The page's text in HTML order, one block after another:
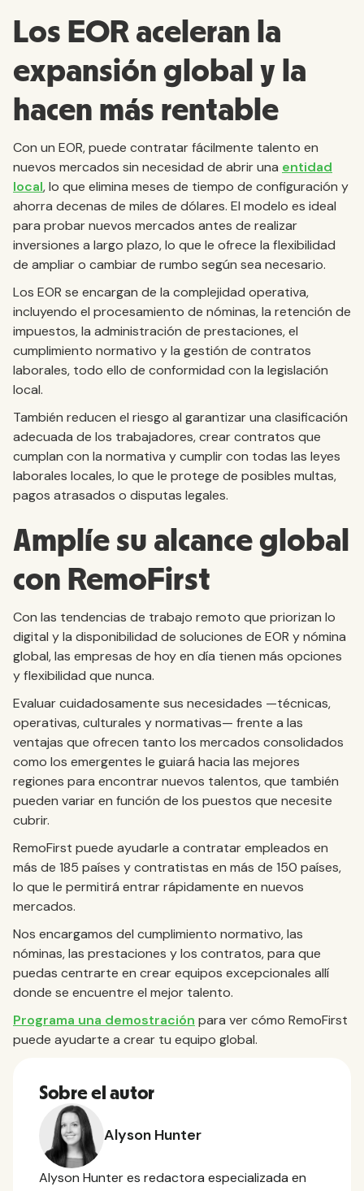
Los EOR aceleran la
expansión global y la
hacen más rentable
Con un EOR, puede contratar fácilmente talento en
nuevos mercados sin necesidad de abrir una entidad
local, lo que elimina meses de tiempo de configuración y
ahorra decenas de miles de dólares. El modelo es ideal
para probar nuevos mercados antes de realizar
inversiones a largo plazo, lo que le ofrece la flexibilidad
de ampliar o cambiar de rumbo según sea necesario.
Los EOR se encargan de la complejidad operativa,
incluyendo el procesamiento de nóminas, la retención de
impuestos, la administración de prestaciones, el
cumplimiento normativo y la gestión de contratos
laborales, todo ello de conformidad con la legislación
local.
También reducen el riesgo al garantizar una clasificación
adecuada de los trabajadores, crear contratos que
cumplan con la normativa y cumplir con todas las leyes
laborales locales, lo que le protege de posibles multas,
pagos atrasados o disputas legales.
Amplíe su alcance global
con RemoFirst
Con las tendencias de trabajo remoto que priorizan lo
digital y la disponibilidad de soluciones de EOR y nómina
global, las empresas de hoy en día tienen más opciones
y flexibilidad que nunca.
Evaluar cuidadosamente sus necesidades —técnicas,
operativas, culturales y normativas— frente a las
ventajas que ofrecen tanto los mercados consolidados
como los emergentes le guiará hacia las mejores
regiones para encontrar nuevos talentos, que también
pueden variar en función de los puestos que necesite
cubrir.
RemoFirst puede ayudarle a contratar empleados en
más de 185 países y contratistas en más de 150 países,
lo que le permitirá entrar rápidamente en nuevos
mercados.
Nos encargamos del cumplimiento normativo, las
nóminas, las prestaciones y los contratos, para que
puedas centrarte en crear equipos excepcionales allí
donde se encuentre el mejor talento.
Programa una demostración para ver cómo RemoFirst
puede ayudarte a crear tu equipo global.
Sobre el autor
Alyson Hunter
Alyson Hunter es redactora especializada en